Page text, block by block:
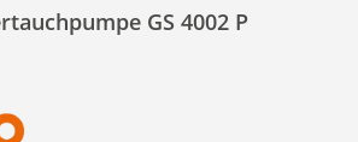
GS 4002 P